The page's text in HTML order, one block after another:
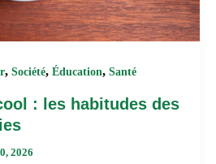
, Société, Éducation, Santé
: les habitudes des
2026